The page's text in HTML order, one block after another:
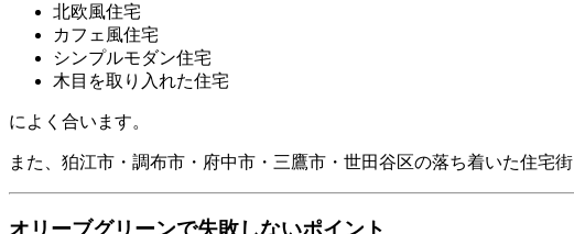
北欧風住宅
カフェ風住宅
シンプルモダン住宅
木目を取り入れた住宅
によく合います。
また、狛江市・調布市・府中市・三鷹市・世田谷区の落ち着いた住宅
オリーブグリーンで失敗しないポイント